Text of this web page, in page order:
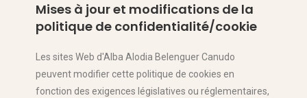
Mises à jour et modifications de la
politique de confidentialité/cookie
Les sites Web d'Alba Alodia Belenguer Canudo
peuvent modifier cette politique de cookies en
fonction des exigences législatives ou réglementaires,